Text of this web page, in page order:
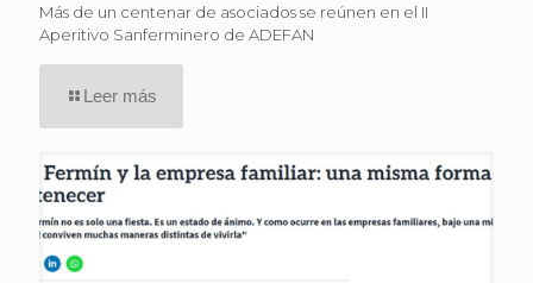
Más de un centenar de asociados se reúnen en el II
Aperitivo Sanferminero de ADEFAN
Leer más